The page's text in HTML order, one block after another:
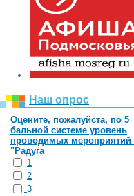
Наш опрос
Оцените, пожалуйста, по 5
бальной системе уровень
проводимых
"Радуга
1
2
3